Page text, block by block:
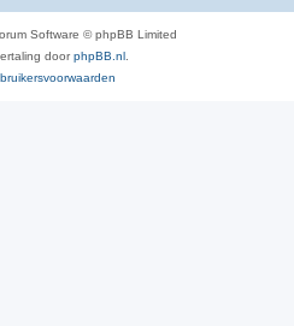
Software © phpBB Limited
doorphpBB.nl